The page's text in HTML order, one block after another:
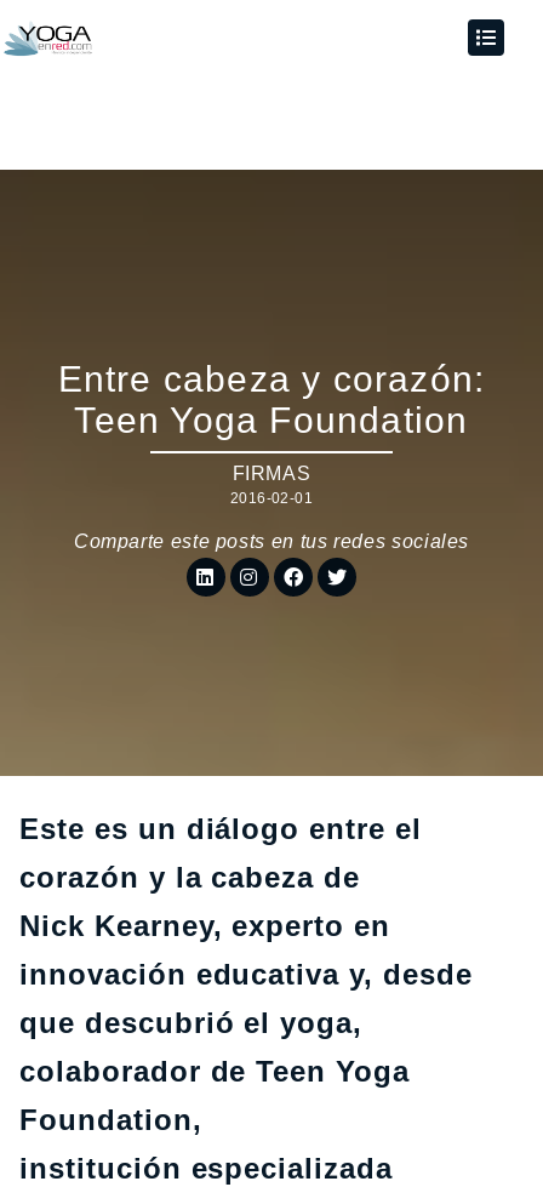
Entre cabeza y corazón:
Teen Yoga Foundation
FIRMAS
2016-02-01
Comparte este posts en tus redes sociales
Este es un diálogo entre el
corazón y la cabeza de
Nick Kearney, experto en
innovación educativa y, desde
que descubrió el yoga,
colaborador de Teen Yoga
Foundation,
institución especializada